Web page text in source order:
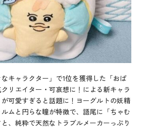
キャラクター」で1位を獲得した「おぱ
リエイター・可哀想に！による新キャラ
可愛すぎると話題に！ヨーグルトの妖精
ムと円らな瞳が特徴で、語尾に「ちゃむ
、純粋で天然なトラブルメーカーっぷり